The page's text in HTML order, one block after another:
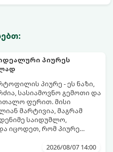
პიურეს
პიურე - ეს ნაზი,
სასიამოვნო გემოთი და
ფერით. მისი
მარტივია, მაგრამ
საიდუმლო,
იცოდეთ, რომ პიურე
2026/08/07 14:00